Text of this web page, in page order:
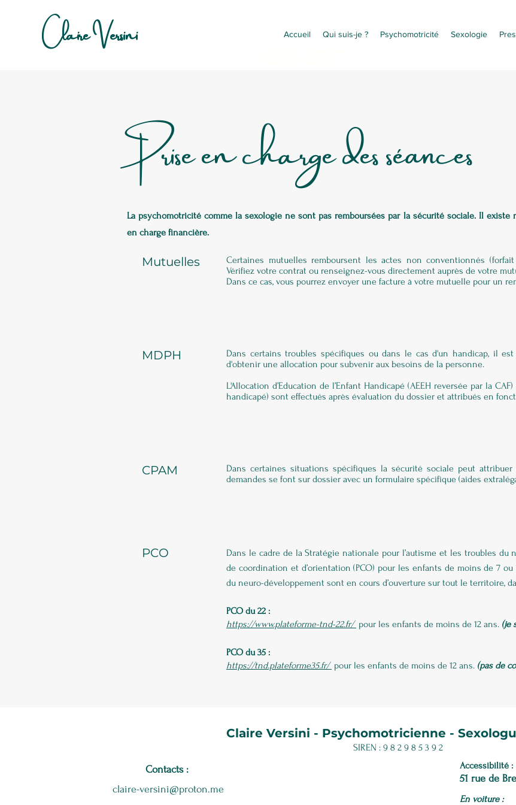
Claire Versini Accueil Qui suis-je ? Psychomotricité Sexologie
Prise en charge des séances
La psychomotricité comme la sexologie ne sont pas remboursées par la sécurité sociale. Il
en charge financière.
Mutuelles
Certaines mutuelles remboursent les actes non conventionnés
Vérifiez votre contrat ou renseignez-vous directement auprès de votre
Dans ce cas, vous pourrez envoyer une facture à votre mutuelle pour un
MDPH
Dans certains troubles spécifiques ou dans le cas d'un handicap, il
d'obtenir une allocation pour subvenir aux besoins de la personne.
L'Allocation d’Education de l’Enfant Handicapé (AEEH reversée par la
handicapé) sont effectués après évaluation du dossier et attribués en
CPAM
Dans certaines situations spécifiques la sécurité sociale peut
demandes se font sur dossier avec un formulaire spécifique (aides
PCO Dans le cadre de la Stratégie nationale pour l’autisme et les troubles du
de coordination et d’orientation (PCO) pour les enfants de moins de 7
du neuro-développement sont en cours d’ouverture sur tout le territoire,
PCO du 22 :
https://www.plateforme-tnd-22.fr/ pour les enfants de moins de 12 ans. (je
PCO du 35 :
https://tnd.plateforme35.fr/ pour les enfants de moins de 12 ans. (pas de
Claire Versini - Psychomotricienne -
SIREN : 9 8 2 9 8 5 3 9 2
Contacts :
claire-versini@proton.me
Accessibilité :
51 rue de
En voiture :